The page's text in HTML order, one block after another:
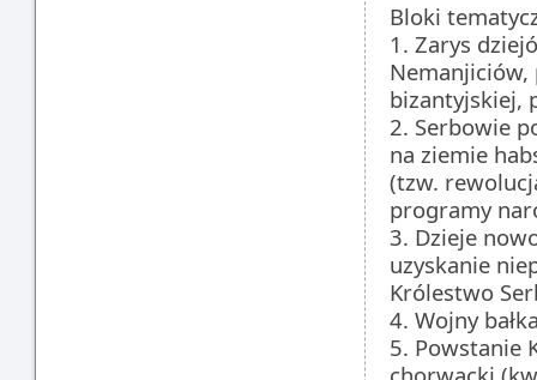
Bloki
1. Zarys
Nemanjiciów,
bizantyjskiej,
2. Serbowie
na ziemie
(tzw.
programy
3. Dzieje
uzyskanie
Królestwo
4. Wojny
5. Powstanie